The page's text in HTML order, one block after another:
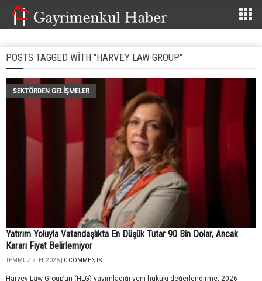
POSTS TAGGED WITH "HARVEY LAW GROUP"
SEKTÖRDEN GELIŞMELER
Yatırım Yoluyla Vatandaşlıkta En Düşük Tutar 90 Bin Dolar, Ancak
Kararı Fiyat Belirlemiyor
TEMMUZ 7TH, 2026 | 0 COMMENTS
Harvey Law Group’un (HLG) yayımladığı yeni hukuki değerlendirme, 2026